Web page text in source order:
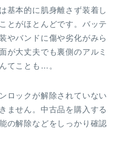
基本的に肌身離さず装着し
とがほとんどです。バッテ
やバンドに傷や劣化がみら
が大丈夫でも裏側のアルミ
てことも…。
ロックが解除されていない
ません。中古品を購入する
の解除などをしっかり確認